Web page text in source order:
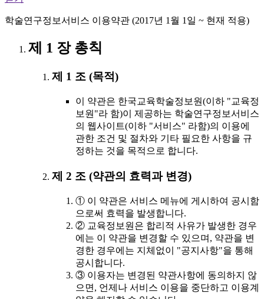
학술연구정보서비스 이용약관 (2017년 1월 1일 ~ 현재 적용)
제 1 장 총칙
제 1 조 (목적)
이 약관은 한국교육학술정보원(이하 "교육정
보원"라 함)이 제공하는 학술연구정보서비스
의 웹사이트(이하 "서비스" 라함)의 이용에
관한 조건 및 절차와 기타 필요한 사항을 규
정하는 것을 목적으로 합니다.
제 2 조 (약관의 효력과 변경)
① 이 약관은 서비스 메뉴에 게시하여 공시함
으로써 효력을 발생합니다.
② 교육정보원은 합리적 사유가 발생한 경우
에는 이 약관을 변경할 수 있으며, 약관을 변
경한 경우에는 지체없이 "공지사항"을 통해
공시합니다.
③ 이용자는 변경된 약관사항에 동의하지 않
으면, 언제나 서비스 이용을 중단하고 이용계